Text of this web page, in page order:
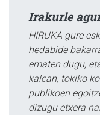
Irakurle
HIRUKA gure
hedabide
ematen dugu,
kalean, tokiko
publikoen
dizugu etxera